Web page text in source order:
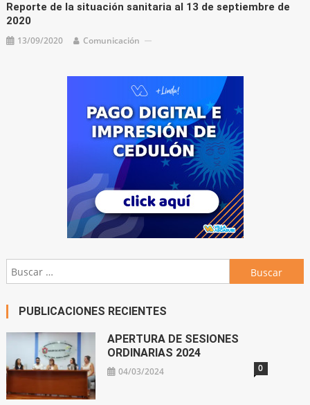
Reporte de la situación sanitaria al 13 de septiembre de
2020
13/09/2020 Comunicación
Buscar:
PUBLICACIONES RECIENTES
APERTURA DE SESIONES
ORDINARIAS 2024
04/03/2024 0